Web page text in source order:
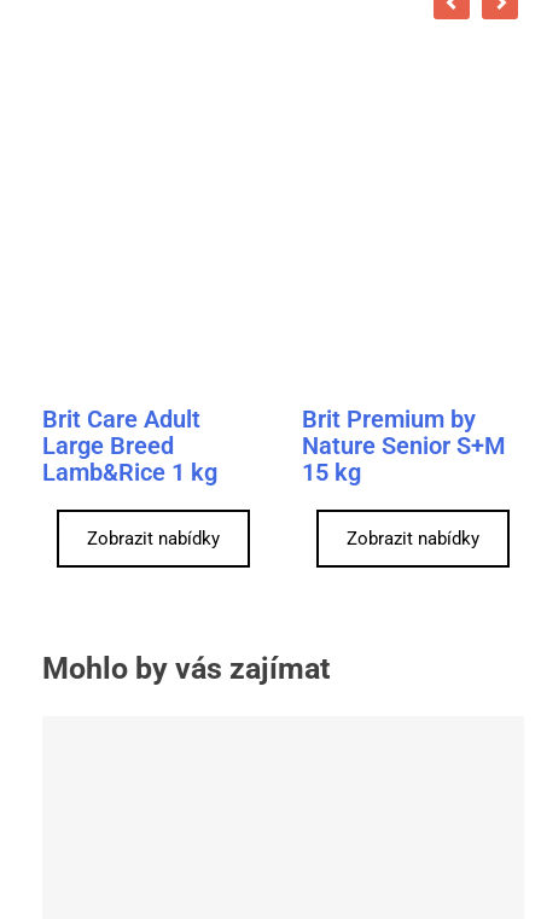
Brit Care Adult
Large Breed
Lamb&Rice 1 kg
Zobrazit nabídky
Brit Premium by
Nature Senior S+M
15 kg
Zobrazit nabídky
Mohlo by vás zajímat